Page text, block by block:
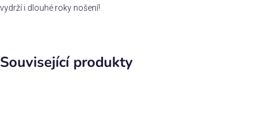
vydrží i dlouhé roky nošení!
Související produkty